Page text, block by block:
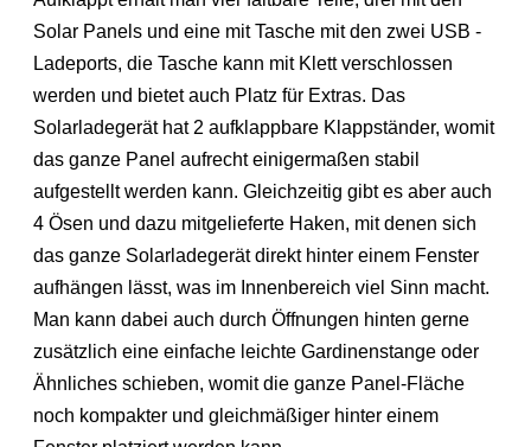
Solar Panels und eine mit Tasche mit den zwei USB -
Ladeports, die Tasche kann mit Klett verschlossen
werden und bietet auch Platz für Extras. Das
Solarladegerät hat 2 aufklappbare Klappständer, womit
das ganze Panel aufrecht einigermaßen stabil
aufgestellt werden kann. Gleichzeitig gibt es aber auch
4 Ösen und dazu mitgelieferte Haken, mit denen sich
das ganze Solarladegerät direkt hinter einem Fenster
aufhängen lässt, was im Innenbereich viel Sinn macht.
Man kann dabei auch durch Öffnungen hinten gerne
zusätzlich eine einfache leichte Gardinenstange oder
Ähnliches schieben, womit die ganze Panel-Fläche
noch kompakter und gleichmäßiger hinter einem